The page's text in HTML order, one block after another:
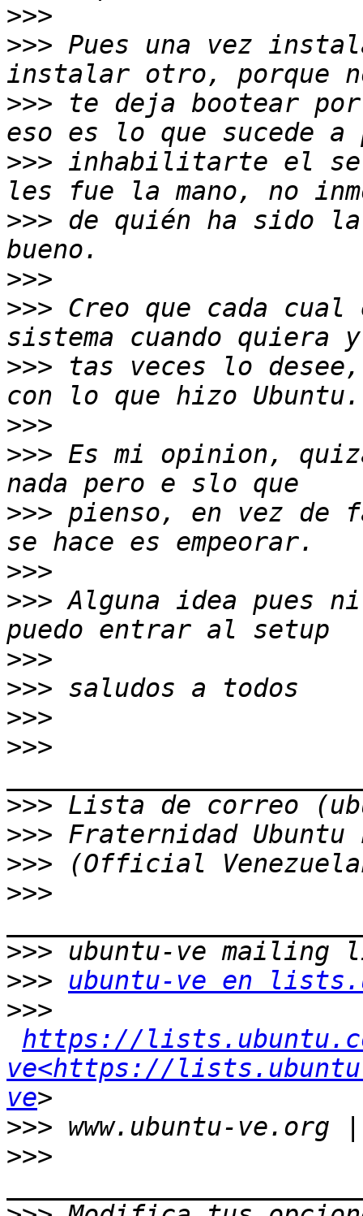
>>>
>>> Pues una vez
>>> te deja bootear por
>>> inhabilitarte el
>>> de quién ha sido
>>>
>>> Creo que cada
>>> tas veces lo
>>>
>>> Es mi opinion,
>>> pienso, en vez
>>>
>>> Alguna idea pues
>>>
>>>
>>>
>>>
>>>
>>>
>>>
>>>
>>>
>>>
ubuntu-ve en
>>>
https://
ve<https://
ve
>>>
>>>